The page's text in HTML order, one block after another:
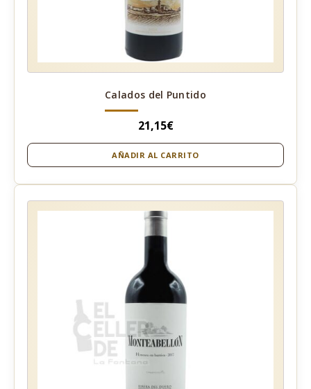
Calados del Puntido
21,15€
AÑADIR AL CARRITO